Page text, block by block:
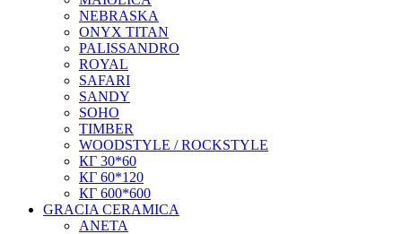
NEBRASKA
ONYX TITAN
PALISSANDRO
ROYAL
SAFARI
SANDY
SOHO
TIMBER
WOODSTYLE / ROCKSTYLE
КГ 30*60
КГ 60*120
КГ 600*600
GRACIA CERAMICA
ANETA